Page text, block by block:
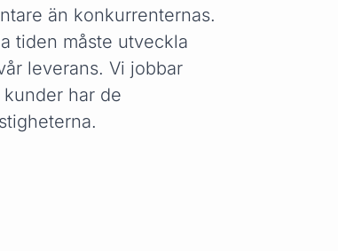
än konkurrenternas.
tiden måste utveckla
leverans. Vi jobbar
kunder har de